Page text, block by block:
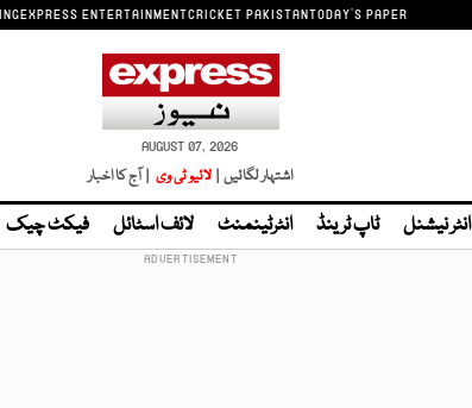
EXPRESS ENTERTAINMENTCRICKET PAKISTANTODAY'S PAPER
AUGUST 07, 2026
اشتہار لگائیں | لائیو ٹی وی | آج کا اخبار
انٹر نیشنل ٹاپ ٹرینڈ انٹرٹینمنٹ لائف اسٹائل فیکٹ چیک